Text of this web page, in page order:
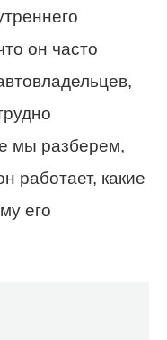
он часто
мы разберем,
работает, какие
его